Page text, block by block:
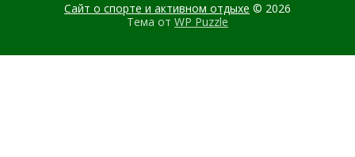
Сайт о спорте и активном отдыхе © 2026
Тема от WP Puzzle